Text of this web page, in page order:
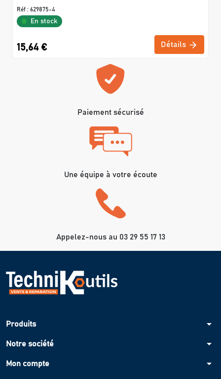
Réf : 629875-4
En stock
15,64 € Détails
Paiement sécurisé
Une équipe à votre écoute
Appelez-nous au 03 29 55 17 13
Produits arrow_drop_down
Notre société arrow_drop_down
Mon compte arrow_drop_down